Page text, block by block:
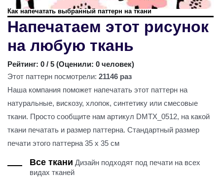
Как напечатать выбранный паттерн на ткани
Напечатаем этот рисунок
на любую ткань
Рейтинг: 0 / 5 (Оценили: 0 человек)
Этот паттерн посмотрели: 21146 раз
Наша компания поможет напечатать этот паттерн на
натуральные, вискозу, хлопок, синтетику или смесовые
ткани. Просто сообщите нам артикул DMTX_0512, на какой
ткани печатать и размер паттерна. Стандартный размер
печати этого паттерна 35 х 35 см
Все ткани Дизайн подходят под печати на всех
видах тканей